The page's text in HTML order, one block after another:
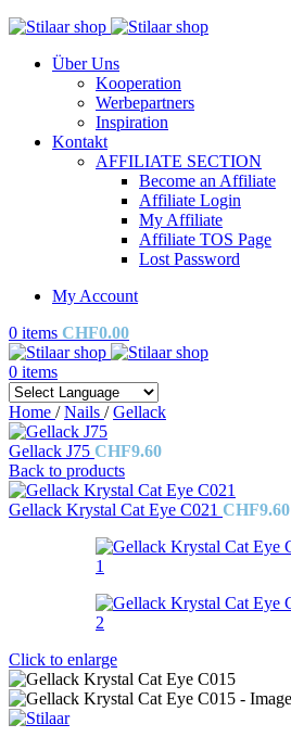
Über Uns
Kooperation
Werbepartners
Inspiration
Kontakt
AFFILIATE SECTION
Become an Affiliate
Affiliate Login
My Affiliate
Affiliate TOS Page
Lost Password
My Account
0 items CHF0.00
0 items
Home / Nails / Gellack
Gellack J75 CHF9.60
Back to products
Gellack Krystal Cat Eye C021 CHF9.60
Click to enlarge